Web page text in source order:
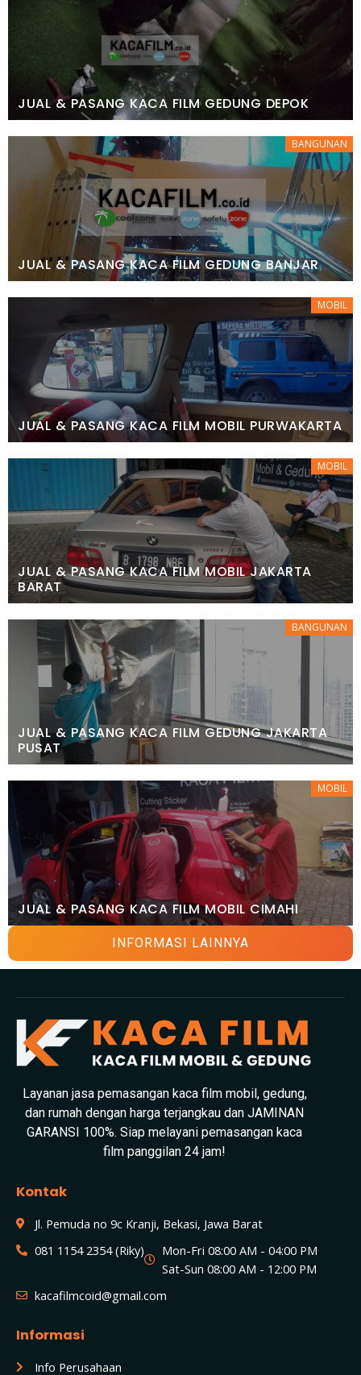
JUAL & PASANG KACA FILM GEDUNG DEPOK
BANGUNAN
JUAL & PASANG KACA FILM GEDUNG BANJAR
MOBIL
JUAL & PASANG KACA FILM MOBIL PURWAKARTA
MOBIL
JUAL & PASANG KACA FILM MOBIL JAKARTA
BARAT
BANGUNAN
JUAL & PASANG KACA FILM GEDUNG JAKARTA
PUSAT
MOBIL
JUAL & PASANG KACA FILM MOBIL CIMAHI
INFORMASI LAINNYA
Layanan jasa pemasangan kaca film mobil, gedung,
dan rumah dengan harga terjangkau dan JAMINAN
GARANSI 100%. Siap melayani pemasangan kaca
film panggilan 24 jam!
Kontak
Jl. Pemuda no 9c Kranji, Bekasi, Jawa Barat
081 1154 2354 (Riky)
Mon-Fri 08:00 AM - 04:00 PM
Sat-Sun 08:00 AM - 12:00 PM
kacafilmcoid@gmail.com
Informasi
Info Perusahaan